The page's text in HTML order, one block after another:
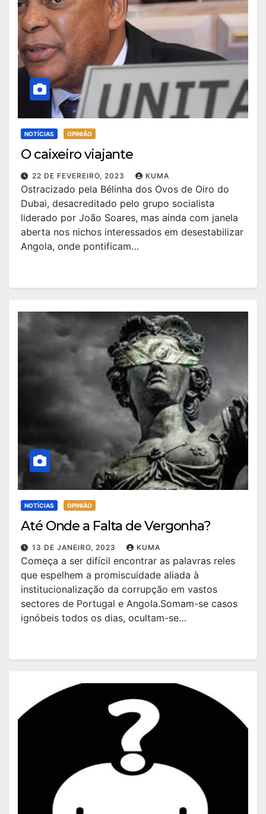
NOTÍCIAS OPINIÃO
O caixeiro viajante
22 DE FEVEREIRO, 2023 KUMA
Ostracizado pela Bélinha dos Ovos de Oiro do
Dubai, desacreditado pelo grupo socialista
liderado por João Soares, mas ainda com janela
aberta nos nichos interessados em desestabilizar
Angola, onde pontificam…
NOTÍCIAS OPINIÃO
Até Onde a Falta de Vergonha?
13 DE JANEIRO, 2023 KUMA
Começa a ser difícil encontrar as palavras reles
que espelhem a promiscuidade aliada à
institucionalização da corrupção em vastos
sectores de Portugal e Angola.Somam-se casos
ignóbeis todos os dias, ocultam-se…